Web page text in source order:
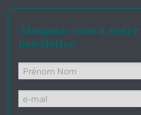
Abonnez-vous à notre
newsletter